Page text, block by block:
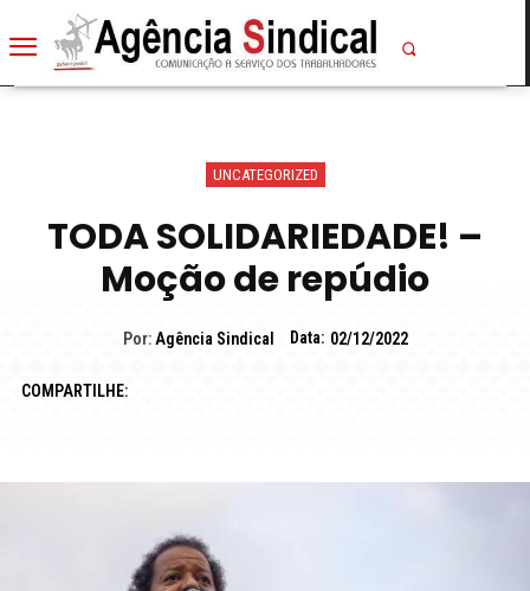
UNCATEGORIZED
TODA SOLIDARIEDADE! –
Moção de repúdio
Por: Agência Sindical Data: 02/12/2022
COMPARTILHE: